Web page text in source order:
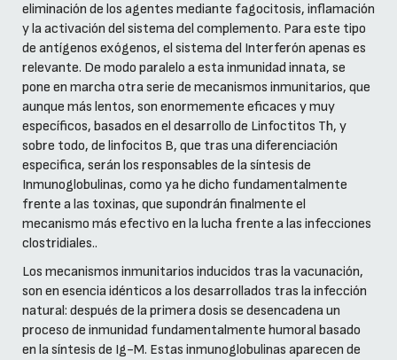
eliminación de los agentes mediante fagocitosis, inflamación
y la activación del sistema del complemento. Para este tipo
de antígenos exógenos, el sistema del Interferón apenas es
relevante. De modo paralelo a esta inmunidad innata, se
pone en marcha otra serie de mecanismos inmunitarios, que
aunque más lentos, son enormemente eficaces y muy
específicos, basados en el desarrollo de Linfoctitos Th, y
sobre todo, de linfocitos B, que tras una diferenciación
especifica, serán los responsables de la síntesis de
Inmunoglobulinas, como ya he dicho fundamentalmente
frente a las toxinas, que supondrán finalmente el
mecanismo más efectivo en la lucha frente a las infecciones
clostridiales..
Los mecanismos inmunitarios inducidos tras la vacunación,
son en esencia idénticos a los desarrollados tras la infección
natural: después de la primera dosis se desencadena un
proceso de inmunidad fundamentalmente humoral basado
en la síntesis de Ig-M. Estas inmunoglobulinas aparecen de